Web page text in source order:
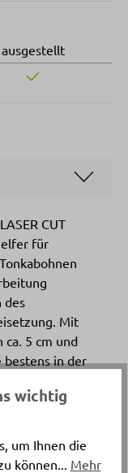
ausgestellt
CUT
für
des
Mit
ca. 5 cm und
bestens in der
praktische
Für ein
Küche!
wichtig
um Ihnen die
können... Mehr